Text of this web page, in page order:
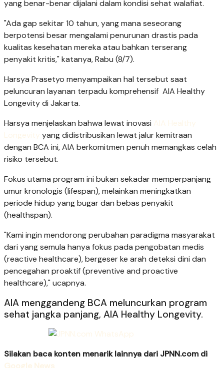
yang benar-benar dijalani dalam kondisi sehat walafiat.
"Ada gap sekitar 10 tahun, yang mana seseorang
berpotensi besar mengalami penurunan drastis pada
kualitas kesehatan mereka atau bahkan terserang
penyakit kritis," katanya, Rabu (8/7).
Harsya Prasetyo menyampaikan hal tersebut saat
peluncuran layanan terpadu komprehensif AIA Healthy
Longevity di Jakarta.
Harsya menjelaskan bahwa lewat inovasi AIA Healthy
Longevity yang didistribusikan lewat jalur kemitraan
dengan BCA ini, AIA berkomitmen penuh memangkas celah
risiko tersebut.
Fokus utama program ini bukan sekadar memperpanjang
umur kronologis (lifespan), melainkan meningkatkan
periode hidup yang bugar dan bebas penyakit
(healthspan).
"Kami ingin mendorong perubahan paradigma masyarakat
dari yang semula hanya fokus pada pengobatan medis
(reactive healthcare), bergeser ke arah deteksi dini dan
pencegahan proaktif (preventive and proactive
healthcare)," ucapnya.
AIA menggandeng BCA meluncurkan program
sehat jangka panjang, AIA Healthy Longevity.
Silakan baca konten menarik lainnya dari JPNN.com di
Google News